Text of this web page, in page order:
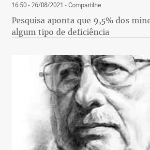
16:50 - 26/08/2021 - Compartilhe
Pesquisa aponta que 9,5% dos
algum tipo de deficiência